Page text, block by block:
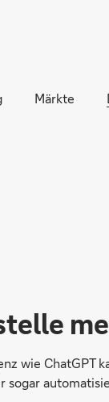
zum
Märkte
wie ChatGPT
sogar